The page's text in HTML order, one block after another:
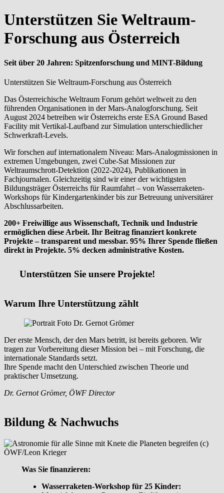
Unterstützen Sie Weltraum-
Forschung aus Österreich
Seit über 20 Jahren: Spitzenforschung und MINT-Bildung
Unterstützen Sie Weltraum-Forschung aus Österreich
Das Österreichische Weltraum Forum gehört weltweit zu den
führenden Organisationen in der Mars-Analogforschung. Seit
August 2024 betreiben wir Österreichs erste ESA Ground Based
Facility mit Vertikal-Laufband zur Simulation unterschiedlicher
Schwerkraft-Levels.
Wir forschen auf internationalem Niveau: Mars-Analogmissionen in
extremen Umgebungen, zwei Cube-Sat Missionen zur
Weltraumschrott-Detektion (2022-2024), Publikationen in
Fachjournalen. Gleichzeitig sind wir einer der wichtigsten
Bildungsträger Österreichs für Raumfahrt – von Wasserraketen-
Workshops für Kindergartenkinder bis zur Betreuung universitärer
Abschlussarbeiten.
200+ Freiwillige aus Wissenschaft, Technik und Industrie
ermöglichen diese Arbeit. Ihr Beitrag finanziert konkrete
Projekte – transparent und messbar. 95% Ihrer Spende fließen
direkt in Projekte. 5% decken administrative Kosten.
Unterstützen Sie unsere Projekte!
Warum Ihre Unterstützung zählt
Der erste Mensch, der den Mars betritt, ist bereits geboren. Wir
tragen zur Vorbereitung dieser Mission bei – mit Forschung, die
internationale Standards setzt.
Ihre Spende macht den Unterschied zwischen Theorie und
praktischer Umsetzung.
Dr. Gernot Grömer, ÖWF Director
Bildung & Nachwuchs
Was Sie finanzieren:
Wasserraketen-Workshop für 25 Kinder: